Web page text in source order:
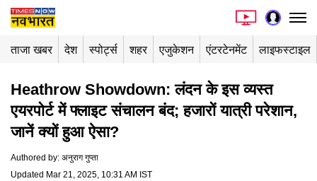
ताजा खबर देश स्पोर्ट्स शहर एजुकेशन एंटरटेनमेंट लाइफस्टाइल
Heathrow Showdown: लंदन के इस व्यस्त
एयरपोर्ट में फ्लाइट संचालन बंद; हजारों यात्री परेशान,
जानें क्यों हुआ ऐसा?
Authored by: अनुराग गुप्ता
Updated Mar 21, 2025, 10:31 AM IST